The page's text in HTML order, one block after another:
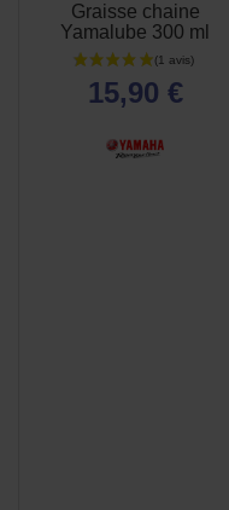
Graisse chaine
Yamalube 300 ml
15,90 €
APERÇU
RAPIDE